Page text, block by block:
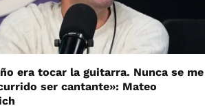
era tocar la guitarra. Nunca se me
ser cantante»: Mateo